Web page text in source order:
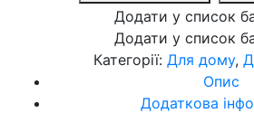
Додати у список
Додати у список
Категорії: Для дому,
Опис
Додаткова